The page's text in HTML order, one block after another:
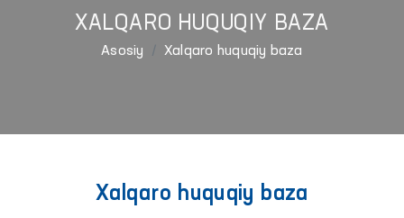
XALQARO HUQUQIY BAZA
Asosiy Xalqaro huquqiy baza
Xalqaro huquqiy baza